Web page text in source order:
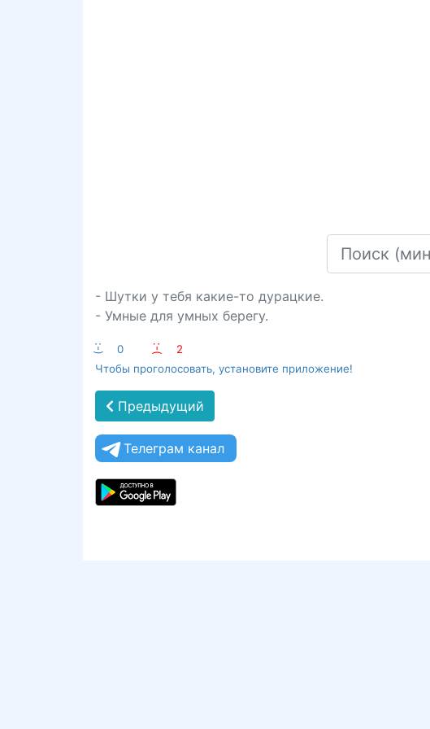
- Шутки у тебя какие-то дурацкие.
- Умные для умных берегу.
:-) 0 :-(
2
Чтобы проголосовать, установите приложение!
Предыдущий
Телеграм канал